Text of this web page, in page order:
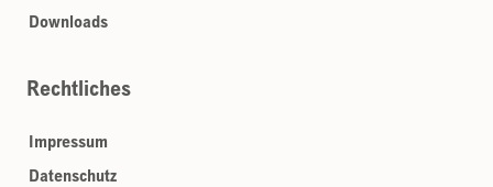
Downloads
Rechtliches
Impressum
Datenschutz